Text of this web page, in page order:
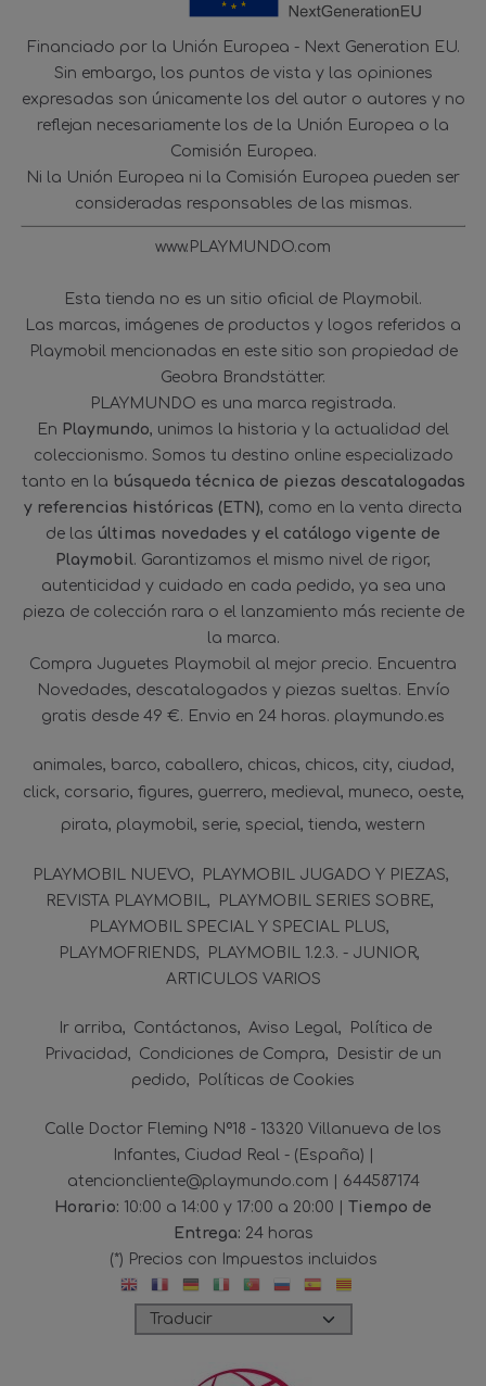
Financiado por la Unión Europea - Next Generation EU.
Sin embargo, los puntos de vista y las opiniones
expresadas son únicamente los del autor o autores y no
reflejan necesariamente los de la Unión Europea o la
Comisión Europea.
Ni la Unión Europea ni la Comisión Europea pueden ser
consideradas responsables de las mismas.
www.PLAYMUNDO.com
Esta tienda no es un sitio oficial de Playmobil.
Las marcas, imágenes de productos y logos referidos a
Playmobil mencionadas en este sitio son propiedad de
Geobra Brandstätter.
PLAYMUNDO es una marca registrada.
En Playmundo, unimos la historia y la actualidad del
coleccionismo. Somos tu destino online especializado
tanto en la búsqueda técnica de piezas descatalogadas
y referencias históricas (ETN), como en la venta directa
de las últimas novedades y el catálogo vigente de
Playmobil. Garantizamos el mismo nivel de rigor,
autenticidad y cuidado en cada pedido, ya sea una
pieza de colección rara o el lanzamiento más reciente de
la marca.
Compra Juguetes Playmobil al mejor precio. Encuentra
Novedades, descatalogados y piezas sueltas. Envío
gratis desde 49 €. Envio en 24 horas. playmundo.es
animales barco caballero chicas chicos city ciudad
click corsario figures guerrero medieval muneco oeste
pirata playmobil serie special tienda western
PLAYMOBIL NUEVO
PLAYMOBIL JUGADO Y PIEZAS
REVISTA PLAYMOBIL
PLAYMOBIL SERIES SOBRE
PLAYMOBIL SPECIAL Y SPECIAL PLUS
PLAYMOFRIENDS
PLAYMOBIL 1.2.3. - JUNIOR
ARTICULOS VARIOS
Ir arriba Contáctanos Aviso Legal
Política de
Privacidad
Condiciones de Compra
Desistir de un
pedido
Políticas de Cookies
Calle Doctor Fleming Nº18 - 13320 Villanueva de los
Infantes, Ciudad Real - (España) |
atencioncliente@playmundo.com | 644587174
Horario: 10:00 a 14:00 y 17:00 a 20:00 | Tiempo de
Entrega: 24 horas
(*) Precios con Impuestos incluidos